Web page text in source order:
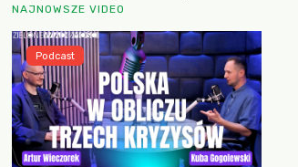
NAJNOWSZE VIDEO
Podcast